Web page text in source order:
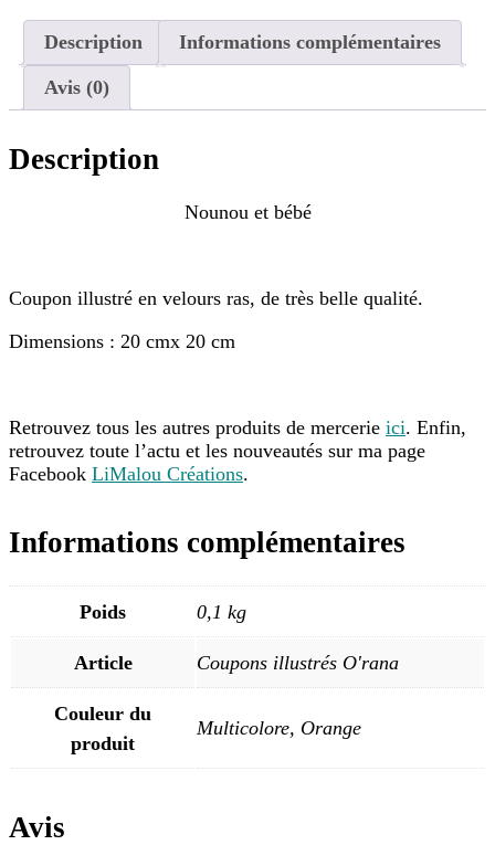
Description Informations complémentaires
Avis (0)
Description
Nounou et bébé
Coupon illustré en velours ras, de très belle qualité.
Dimensions : 20 cmx 20 cm
Retrouvez tous les autres produits de mercerie ici. Enfin,
retrouvez toute l’actu et les nouveautés sur ma page
Facebook LiMalou Créations.
Informations complémentaires
Poids 0,1 kg
Article Coupons illustrés O'rana
Couleur du
produit
Multicolore, Orange
Avis